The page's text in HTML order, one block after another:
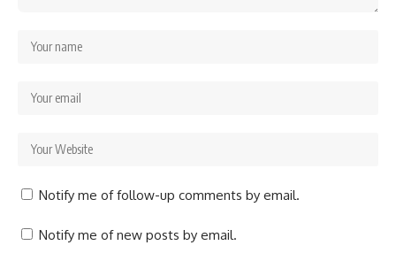
Notify me of follow-up comments by email.
Notify me of new posts by email.